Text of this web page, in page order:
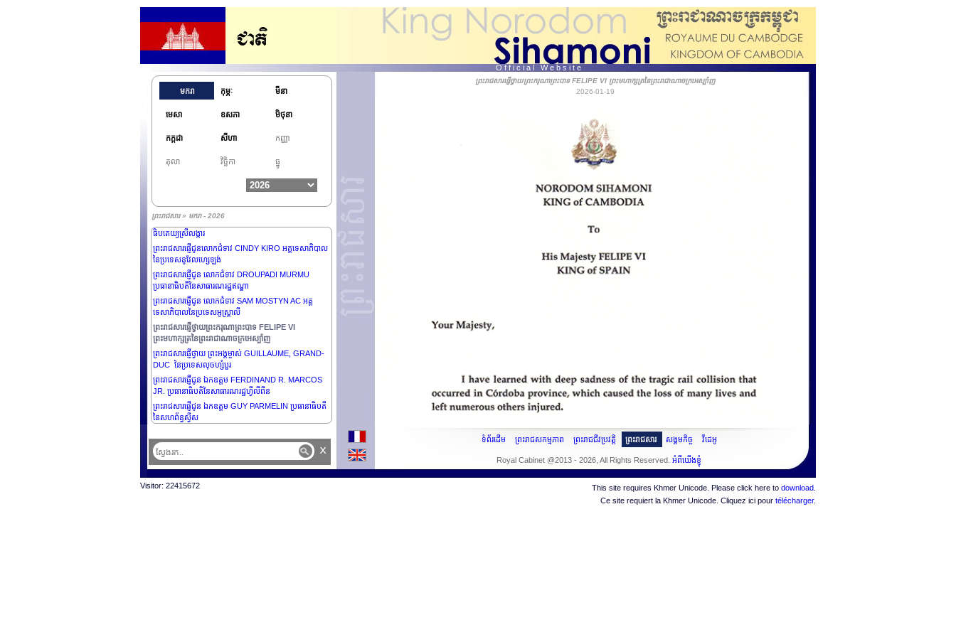
O f f i c i a l W e b s i t e
មករា កុម្ភៈ មីនា
មេសា ឧសភា មិថុនា
កក្កដា សីហា កញ្ញា
តុលា វិច្ឆិកា ធ្នូ
ព្រះរាជសារ » មករា - 2026
ព្រះរាជសារផ្ញើថ្វាយព្រះករុណា SULTAN IBRAHIM
DISANAYAKA ប្រធានាធិបតីនៃសាធារណរដ្ឋសង្គមនិយមប្រជា
ធិបតេយ្យស្រីលង្ការ
ព្រះរាជសារផ្ញើជូនលោកជំទាវ CINDY KIRO អគ្គទេសាភិបាល
នៃប្រទេសនូវែលហ្សេឡង់
ព្រះរាជសារផ្ញើជូន លោកជំទាវ DROUPADI MURMU
ប្រធានាធិបតីនៃសាធារណរដ្ឋឥណ្ឌា
ព្រះរាជសារផ្ញើជូន លោកជំទាវ SAM MOSTYN AC អគ្គ
ទេសាភិបាលនៃប្រទេសអូស្រ្តាលី
ព្រះរាជសារផ្ញើថ្វាយព្រះករុណាព្រះបាទ FELIPE VI
ព្រះមហាក្សត្រនៃព្រះរាជាណាចក្រអេស្ប៉ាញ
ព្រះរាជសារផ្ញើថ្វាយ ព្រះអង្គម្ចាស់ GUILLAUME, GRAND-
DUC នៃប្រទេសលុចហ្សំបួរ
ព្រះរាជសារផ្ញើជូន ឯកឧត្តម FERDINAND R. MARCOS
JR. ប្រធានាធិបតិនៃសាធារណរដ្ឋហ្វីលីពីន
ព្រះរាជសារផ្ញើជូន ឯកឧត្តម GUY PARMELIN ប្រធានាធិបតី
នៃសហព័ន្ធស្វីស
ព្រះរាជសារផ្ញើថ្វាយព្រះករុណាព្រះបាទ FELIPE VI ព្រះមហាក្សត្រនៃព្រះរាជាណាចក្រអេស្ប៉ាញ
2026-01-19
x
ទំព័រដើម ព្រះរាជសកម្មភាព ព្រះរាជជីវប្រវត្តិ ព្រះរាជសារ សង្គមកិច្ច វីដេអូ
Royal Cabinet @2013 - 2026, All Rights Reserved. អំពីយើងខ្ញុំ
Visitor: 22415672 This site requires Khmer Unicode. Please click here to download
Ce site requiert la Khmer Unicode. Cliquez ici pour télécharger.